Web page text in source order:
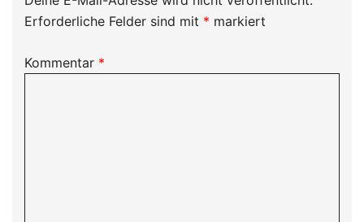
Erforderliche Felder sind mit * markiert
Kommentar *